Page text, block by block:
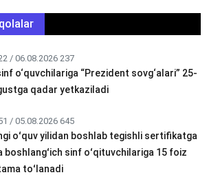
/ 06.08.2026 237
o‘quvchilariga “Prezident sovg‘alari” 25-
qadar yetkaziladi
/ 05.08.2026 645
oʻquv yilidan boshlab tegishli sertifikatga
boshlangʻich sinf oʻqituvchilariga 15 foiz
toʻlanadi